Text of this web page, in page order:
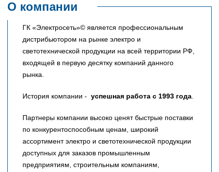
О компании
ГК «Электросеть»© является профессиональным
дистрибьютором на рынке электро и
светотехнической продукции на всей территории РФ,
входящей в первую десятку компаний данного
рынка.
История компании - успешная работа с 1993 года.
Партнеры компании высоко ценят быстрые поставки
по конкурентоспособным ценам, широкий
ассортимент электро и светотехнической продукции
доступных для заказов промышленным
предприятиям, строительным компаниям,